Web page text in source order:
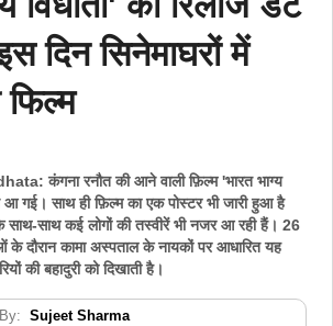
दिन सिनेमाघरों में
कंगना रनौत की आने वाली फ़िल्म 'भारत भाग्य
आ गई। साथ ही फ़िल्म का एक पोस्टर भी जारी हुआ है
साथ कई लोगों की तस्वीरें भी नजर आ रही हैं। 26
दौरान कामा अस्पताल के नायकों पर आधारित यह
की बहादुरी को दिखाती है।
Sujeet Sharma